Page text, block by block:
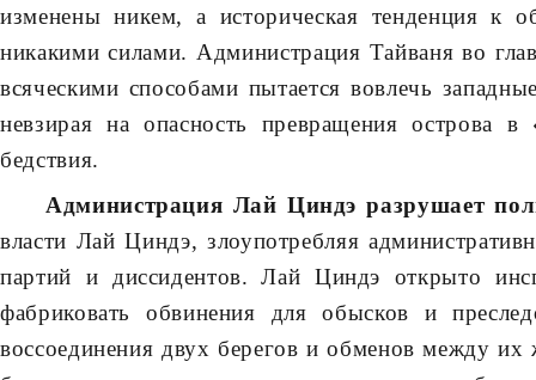
изменены никем, а историческая тенденция к
никакими силами. Администрация Тайваня во
всяческими способами пытается вовлечь
невзирая на опасность превращения острова
бедствия.
Администрация Лай Циндэ разрушает
власти Лай Циндэ, злоупотребляя
партий и диссидентов. Лай Циндэ открыто
фабриковать обвинения для обысков и
воссоединения двух берегов и обменов между их